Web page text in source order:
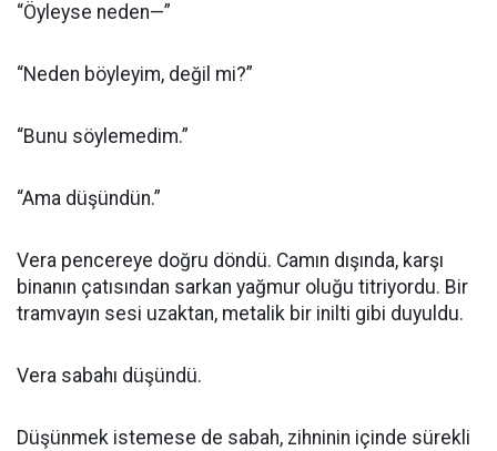
“Öyleyse neden—”
“Neden böyleyim, değil mi?”
“Bunu söylemedim.”
“Ama düşündün.”
Vera pencereye doğru döndü. Camın dışında, karşı
binanın çatısından sarkan yağmur oluğu titriyordu. Bir
tramvayın sesi uzaktan, metalik bir inilti gibi duyuldu.
Vera sabahı düşündü.
Düşünmek istemese de sabah, zihninin içinde sürekli